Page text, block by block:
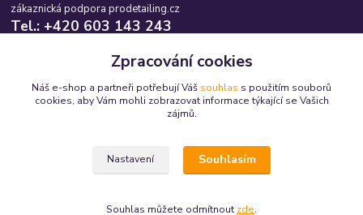
zákaznická podpora prodetailing.cz
Tel.: +420 603 143 243
info@prodetailing.cz
let.
Zpracování cookies
Náš e-shop a partneři potřebují Váš souhlas s použitím souborů
cookies, aby Vám mohli zobrazovat informace týkající se Vašich
zájmů.
Nastavení Souhlasím
Souhlas můžete odmítnout zde.